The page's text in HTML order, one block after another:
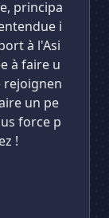
principa
i
à l'Asi
à faire u
rejoignen
un pe
force p
!